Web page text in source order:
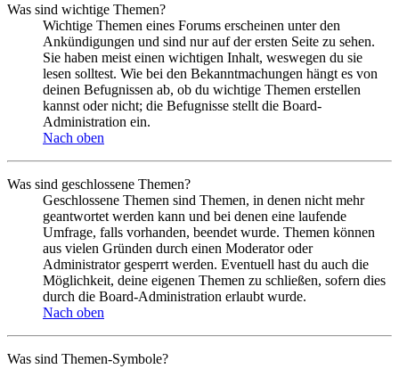
Was sind wichtige Themen?
Wichtige Themen eines Forums erscheinen unter den
Ankündigungen und sind nur auf der ersten Seite zu sehen.
Sie haben meist einen wichtigen Inhalt, weswegen du sie
lesen solltest. Wie bei den Bekanntmachungen hängt es von
deinen Befugnissen ab, ob du wichtige Themen erstellen
kannst oder nicht; die Befugnisse stellt die Board-
Administration ein.
Nach oben
Was sind geschlossene Themen?
Geschlossene Themen sind Themen, in denen nicht mehr
geantwortet werden kann und bei denen eine laufende
Umfrage, falls vorhanden, beendet wurde. Themen können
aus vielen Gründen durch einen Moderator oder
Administrator gesperrt werden. Eventuell hast du auch die
Möglichkeit, deine eigenen Themen zu schließen, sofern dies
durch die Board-Administration erlaubt wurde.
Nach oben
Was sind Themen-Symbole?